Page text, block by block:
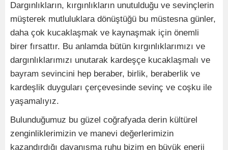
Dargınlıkların, kırgınlıkların unutulduğu ve sevinçlerin
müşterek mutluluklara dönüştüğü bu müstesna günler,
daha çok kucaklaşmak ve kaynaşmak için önemli
birer fırsattır. Bu anlamda bütün kırgınlıklarımızı ve
dargınlıklarımızı unutarak kardeşçe kucaklaşmalı ve
bayram sevincini hep beraber, birlik, beraberlik ve
kardeşlik duyguları çerçevesinde sevinç ve coşku ile
yaşamalıyız.
Bulunduğumuz bu güzel coğrafyada derin kültürel
zenginliklerimizin ve manevi değerlerimizin
kazandırdığı dayanışma ruhu bizim en büyük enerji